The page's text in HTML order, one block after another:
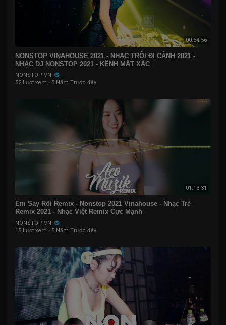
00:34:56
NONSTOP VINAHOUSE 2021 - NHẠC TRÔI ĐI CẢNH 2021 -
NHẠC DJ NONSTOP 2021 - KÊNH MẤT XÁC
NONSTOP VN
52 Lượt xem · 5 Năm Trước đây
01:13:31
Em Say Rồi Remix - Nonstop 2021 Vinahouse - Nhạc Trẻ
Remix 2021 - Nhạc Việt Remix Cực Mạnh
NONSTOP VN
15 Lượt xem · 5 Năm Trước đây